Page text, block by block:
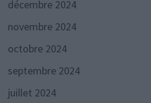
décembre 2024
novembre 2024
octobre 2024
septembre 2024
juillet 2024